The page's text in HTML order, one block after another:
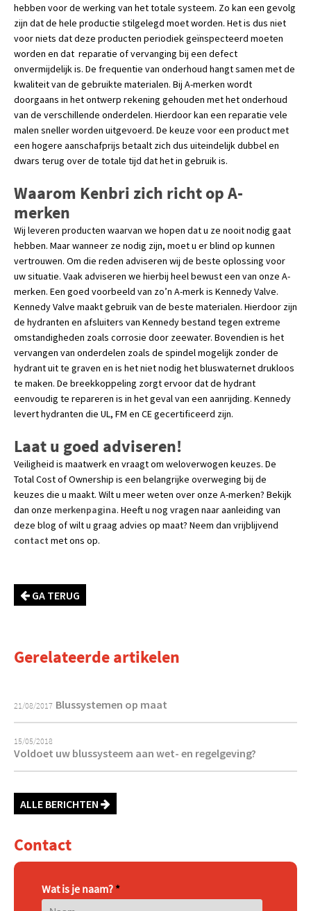
hebben voor de werking van het totale systeem. Zo kan een gevolg
zijn dat de hele productie stilgelegd moet worden. Het is dus niet
voor niets dat deze producten periodiek geïnspecteerd moeten
worden en dat reparatie of vervanging bij een defect
onvermijdelijk is. De frequentie van onderhoud hangt samen met de
kwaliteit van de gebruikte materialen. Bij A-merken wordt
doorgaans in het ontwerp rekening gehouden met het onderhoud
van de verschillende onderdelen. Hierdoor kan een reparatie vele
malen sneller worden uitgevoerd. De keuze voor een product met
een hogere aanschafprijs betaalt zich dus uiteindelijk dubbel en
dwars terug over de totale tijd dat het in gebruik is.
Waarom Kenbri zich richt op A-
merken
Wij leveren producten waarvan we hopen dat u ze nooit nodig gaat
hebben. Maar wanneer ze nodig zijn, moet u er blind op kunnen
vertrouwen. Om die reden adviseren wij de beste oplossing voor
uw situatie. Vaak adviseren we hierbij heel bewust een van onze A-
merken. Een goed voorbeeld van zo’n A-merk is Kennedy Valve.
Kennedy Valve maakt gebruik van de beste materialen. Hierdoor zijn
de hydranten en afsluiters van Kennedy bestand tegen extreme
omstandigheden zoals corrosie door zeewater. Bovendien is het
vervangen van onderdelen zoals de spindel mogelijk zonder de
hydrant uit te graven en is het niet nodig het bluswaternet drukloos
te maken. De breekkoppeling zorgt ervoor dat de hydrant
eenvoudig te repareren is in het geval van een aanrijding. Kennedy
levert hydranten die UL, FM en CE gecertificeerd zijn.
Laat u goed adviseren!
Veiligheid is maatwerk en vraagt om weloverwogen keuzes. De
Total Cost of Ownership is een belangrijke overweging bij de
keuzes die u maakt. Wilt u meer weten over onze A-merken? Bekijk
dan onze merkenpagina. Heeft u nog vragen naar aanleiding van
deze blog of wilt u graag advies op maat? Neem dan vrijblijvend
contact met ons op.
GA TERUG
Gerelateerde artikelen
21/08/2017 Blussystemen op maat
15/05/2018
Voldoet uw blussysteem aan wet- en regelgeving?
ALLE BERICHTEN
Contact
Wat is je naam? *